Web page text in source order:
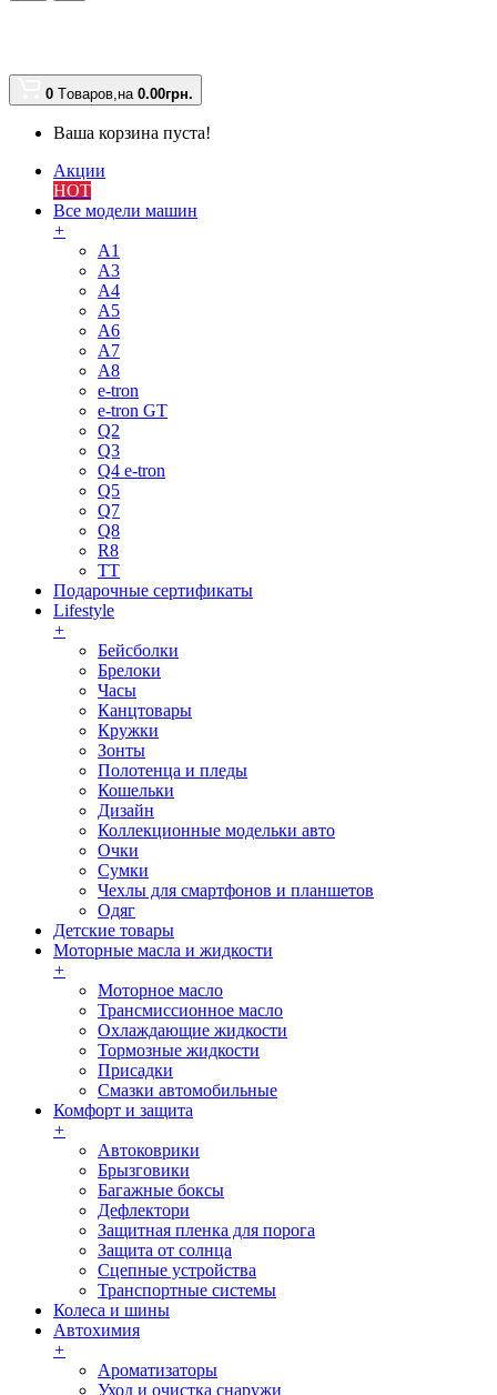
0 Tоваров,на 0.00грн.
Ваша корзина пуста!
Акции
HOT
Все модели машин
+
A1
A3
A4
A5
A6
A7
A8
e-tron
e-tron GT
Q2
Q3
Q4 e-tron
Q5
Q7
Q8
R8
TT
Подарочные сертификаты
Lifestyle
+
Бейсболки
Брелоки
Часы
Канцтовары
Кружки
Зонты
Полотенца и пледы
Кошельки
Дизайн
Коллекционные модельки авто
Очки
Сумки
Чехлы для смартфонов и планшетов
Одяг
Детские товары
Моторные масла и жидкости
+
Моторное масло
Трансмиссионное масло
Охлаждающие жидкости
Тормозные жидкости
Присадки
Смазки автомобильные
Комфорт и защита
+
Автоковрики
Брызговики
Багажные боксы
Дефлектори
Защитная пленка для порога
Защита от солнца
Сцепные устройства
Транспортные системы
Колеса и шины
Автохимия
+
Ароматизаторы
Уход и очистка снаружи